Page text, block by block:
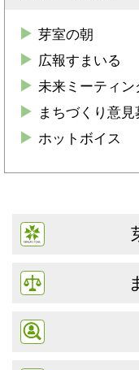
芽室の朝
広報すまいる
未来ミーティン
まちづくり意見
ホットボイス